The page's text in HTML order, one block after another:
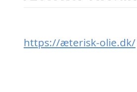
https://æterisk-olie.dk/